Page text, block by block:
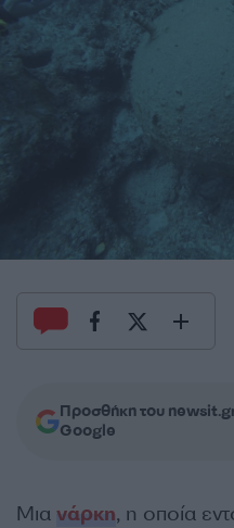
Προσθήκη του
Google
Μια νάρκη, η οποία